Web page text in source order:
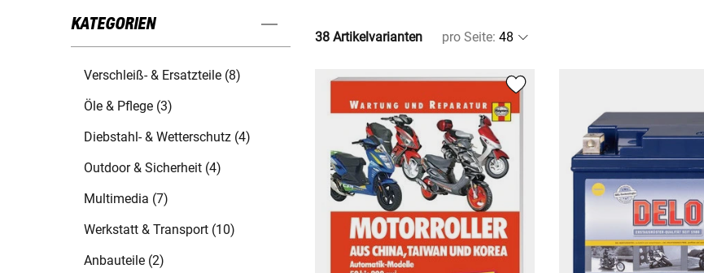
KATEGORIEN
Verschleiß- & Ersatzteile (8)
Öle & Pflege (3)
Diebstahl- & Wetterschutz (4)
Outdoor & Sicherheit (4)
Multimedia (7)
Werkstatt & Transport (10)
Anbauteile (2)
38 Artikelvarianten pro Seite: